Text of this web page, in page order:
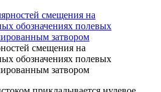
смещения на
обозначениях полевых
затвором